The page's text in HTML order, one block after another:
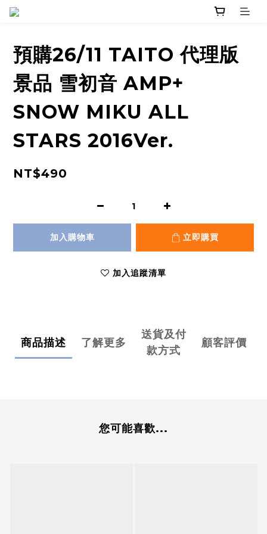
預購26/11 TAITO 代理版
景品 雪初音 AMP+
SNOW MIKU ALL
STARS 2016Ver.
NT$490
加入購物車 立即購買
加入追蹤清單
商品描述 了解更多
送貨及付
款方式
顧客評價
您可能喜歡...